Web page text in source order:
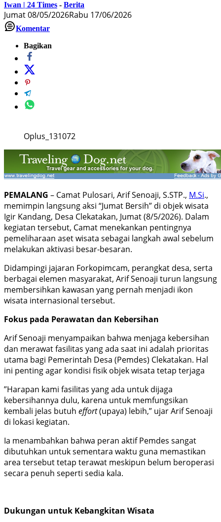
Iwan | 24 Times - Berita
Jumat 08/05/2026Rabu 17/06/2026
Komentar
Bagikan
Oplus_131072
PEMALANG – Camat Pulosari, Arif Senoaji, S.STP., M.Si.,
memimpin langsung aksi “Jumat Bersih” di objek wisata
Igir Kandang, Desa Clekatakan, Jumat (8/5/2026). Dalam
kegiatan tersebut, Camat menekankan pentingnya
pemeliharaan aset wisata sebagai langkah awal sebelum
melakukan aktivasi besar-besaran.
​Didampingi jajaran Forkopimcam, perangkat desa, serta
berbagai elemen masyarakat, Arif Senoaji turun langsung
membersihkan kawasan yang pernah menjadi ikon
wisata internasional tersebut.
Fokus pada Perawatan dan Kebersihan
​Arif Senoaji menyampaikan bahwa menjaga kebersihan
dan merawat fasilitas yang ada saat ini adalah prioritas
utama bagi Pemerintah Desa (Pemdes) Clekatakan. Hal
ini penting agar kondisi fisik objek wisata tetap terjaga
​”Harapan kami fasilitas yang ada untuk dijaga
kebersihannya dulu, karena untuk memfungsikan
kembali jelas butuh effort(upaya) lebih,” ujar Arif Senoaji
di lokasi kegiatan.
​Ia menambahkan bahwa peran aktif Pemdes sangat
dibutuhkan untuk sementara waktu guna memastikan
area tersebut tetap terawat meskipun belum beroperasi
secara penuh seperti sedia kala.
Dukungan untuk Kebangkitan Wisata